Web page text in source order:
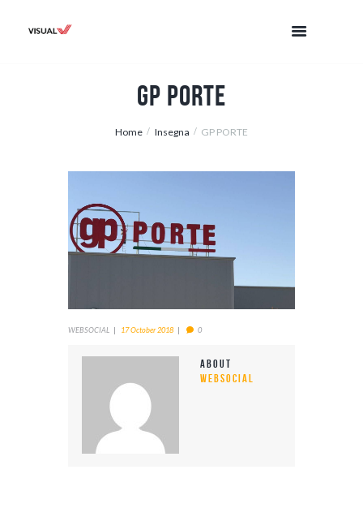
GP PORTE
Home Insegna GP PORTE
WEBSOCIAL 17 October 2018 0
About
WEBSOCIAL